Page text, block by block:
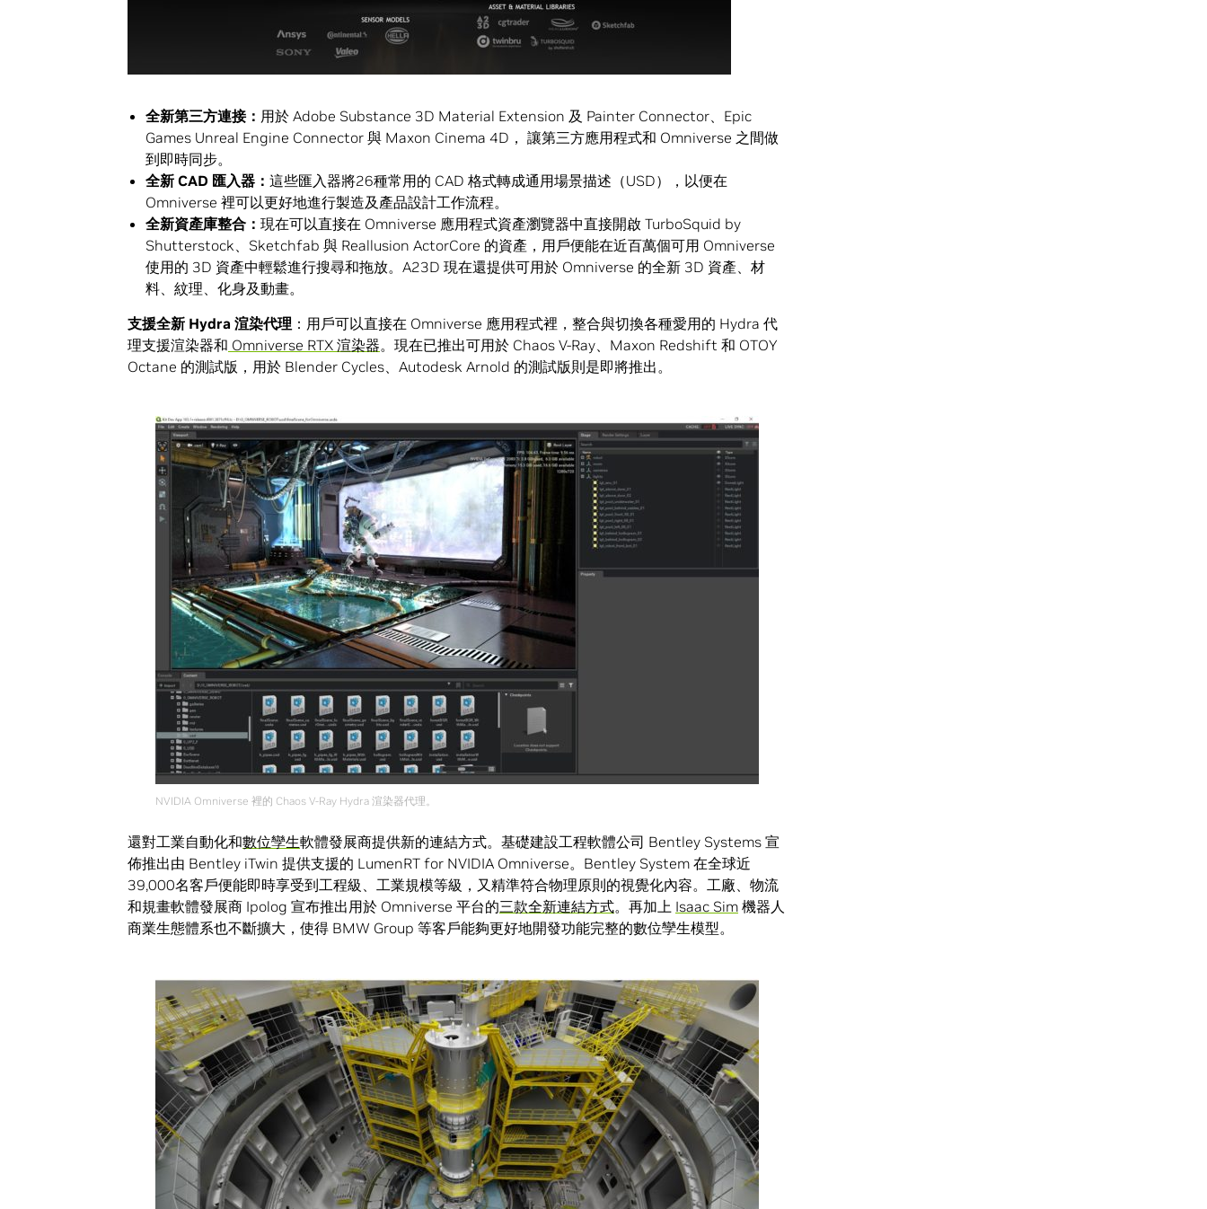
全新第三方連接： 用於 Adobe Substance 3D Material Extension 及 Painter Connector、Epic
Games Unreal Engine Connector 與 Maxon Cinema 4D， 讓第三方應用程式和 Omniverse 之間做
到即時同步。
全新 CAD 匯入器： 這些匯入器將26種常用的 CAD 格式轉成通用場景描述（USD），以便在
Omniverse 裡可以更好地進行製造及產品設計工作流程。
全新資產庫整合： 現在可以直接在 Omniverse 應用程式資產瀏覽器中直接開啟 TurboSquid by
Shutterstock、Sketchfab 與 Reallusion ActorCore 的資產，用戶便能在近百萬個可用 Omniverse
使用的 3D 資產中輕鬆進行搜尋和拖放。A23D 現在還提供可用於 Omniverse 的全新 3D 資產、材
料、紋理、化身及動畫。
支援全新 Hydra 渲染代理 ：用戶可以直接在 Omniverse 應用程式裡，整合與切換各種愛用的 Hydra 代
理支援渲染器和 Omniverse RTX 渲染器。現在已推出可用於 Chaos V-Ray、Maxon Redshift 和 OTOY
Octane 的測試版，用於 Blender Cycles、Autodesk Arnold 的測試版則是即將推出。
NVIDIA Omniverse 裡的 Chaos V-Ray Hydra 渲染器代理。
還對工業自動化和數位孿生軟體發展商提供新的連結方式。基礎建設工程軟體公司 Bentley Systems 宣
佈推出由 Bentley iTwin 提供支援的 LumenRT for NVIDIA Omniverse。Bentley System 在全球近
39,000名客戶便能即時享受到工程級、工業規模等級，又精準符合物理原則的視覺化內容。工廠、物流
和規畫軟體發展商 Ipolog 宣布推出用於 Omniverse 平台的三款全新連結方式。再加上 Isaac Sim 機器人
商業生態體系也不斷擴大，使得 BMW Group 等客戶能夠更好地開發功能完整的數位孿生模型。